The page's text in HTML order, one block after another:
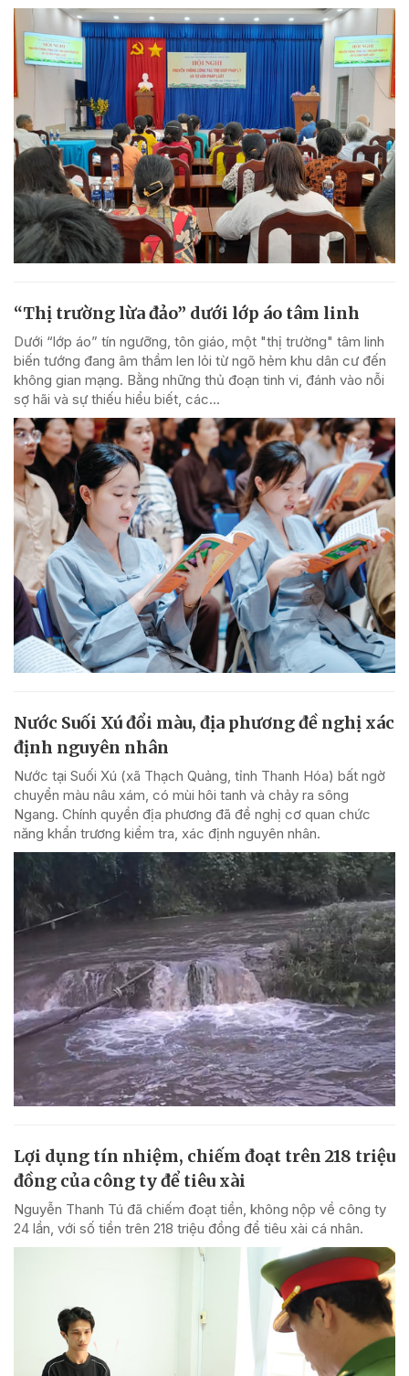
“Thị trường lừa đảo” dưới lớp áo tâm linh
Dưới “lớp áo” tín ngưỡng, tôn giáo, một "thị trường" tâm linh
biến tướng đang âm thầm len lỏi từ ngõ hẻm khu dân cư đến
không gian mạng. Bằng những thủ đoạn tinh vi, đánh vào nỗi
sợ hãi và sự thiếu hiểu biết, các...
Nước Suối Xú đổi màu, địa phương đề nghị xác
định nguyên nhân
Nước tại Suối Xú (xã Thạch Quảng, tỉnh Thanh Hóa) bất ngờ
chuyển màu nâu xám, có mùi hôi tanh và chảy ra sông
Ngang. Chính quyền địa phương đã đề nghị cơ quan chức
năng khẩn trương kiểm tra, xác định nguyên nhân.
Lợi dụng tín nhiệm, chiếm đoạt trên 218 triệu
đồng của công ty để tiêu xài
Nguyễn Thanh Tú đã chiếm đoạt tiền, không nộp về công ty
24 lần, với số tiền trên 218 triệu đồng để tiêu xài cá nhân.